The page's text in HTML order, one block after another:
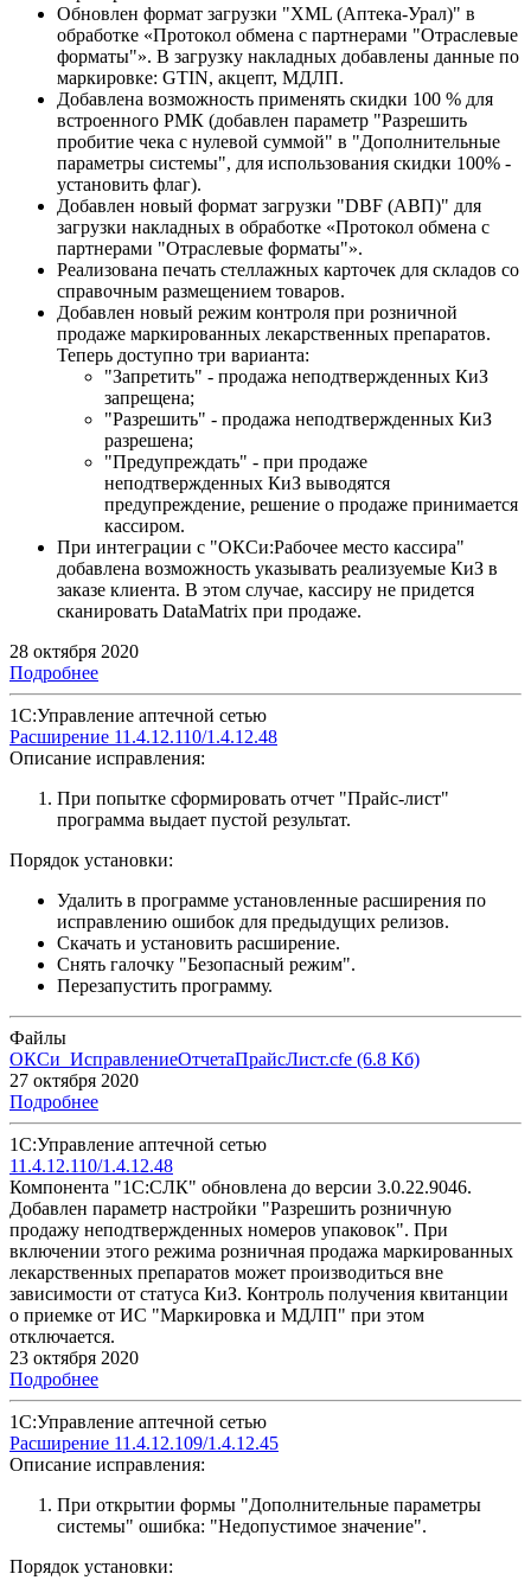
Обновлен формат загрузки "XML (Аптека-Урал)" в
обработке «Протокол обмена с партнерами "Отраслевые
форматы"». В загрузку накладных добавлены данные по
маркировке: GTIN, акцепт, МДЛП.
Добавлена возможность применять скидки 100 % для
встроенного РМК (добавлен параметр "Разрешить
пробитие чека с нулевой суммой" в "Дополнительные
параметры системы", для использования скидки 100% -
установить флаг).
Добавлен новый формат загрузки "DBF (АВП)" для
загрузки накладных в обработке «Протокол обмена с
партнерами "Отраслевые форматы"».
Реализована печать стеллажных карточек для складов со
справочным размещением товаров.
Добавлен новый режим контроля при розничной
продаже маркированных лекарственных препаратов.
Теперь доступно три варианта:
"Запретить" - продажа неподтвержденных КиЗ
запрещена;
"Разрешить" - продажа неподтвержденных КиЗ
разрешена;
"Предупреждать" - при продаже
неподтвержденных КиЗ выводятся
предупреждение, решение о продаже принимается
кассиром.
При интеграции с "ОКСи:Рабочее место кассира"
добавлена возможность указывать реализуемые КиЗ в
заказе клиента. В этом случае, кассиру не придется
сканировать DataMatrix при продаже.
28 октября 2020
Подробнее
1С:Управление аптечной сетью
Расширение 11.4.12.110/1.4.12.48
Описание исправления:
При попытке сформировать отчет "Прайс-лист"
программа выдает пустой результат.
Порядок установки:
Удалить в программе установленные расширения по
исправлению ошибок для предыдущих релизов.
Скачать и установить расширение.
Снять галочку "Безопасный режим".
Перезапустить программу.
Файлы
ОКСи_ИсправлениеОтчетаПрайсЛист.cfe (6.8 Кб)
27 октября 2020
Подробнее
1С:Управление аптечной сетью
11.4.12.110/1.4.12.48
Компонента "1С:СЛК" обновлена до версии 3.0.22.9046.
Добавлен параметр настройки "Разрешить розничную
продажу неподтвержденных номеров упаковок". При
включении этого режима розничная продажа маркированных
лекарственных препаратов может производиться вне
зависимости от статуса КиЗ. Контроль получения квитанции
о приемке от ИС "Маркировка и МДЛП" при этом
отключается.
23 октября 2020
Подробнее
1С:Управление аптечной сетью
Расширение 11.4.12.109/1.4.12.45
Описание исправления:
При открытии формы "Дополнительные параметры
системы" ошибка: "Недопустимое значение".
Порядок установки: